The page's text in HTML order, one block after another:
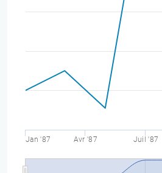
Jan '87 Avr '87 Juil '87